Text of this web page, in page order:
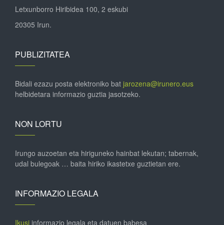
Letxunborro Hiribidea 100, 2 eskubi
20305 Irun.
PUBLIZITATEA
Bidali ezazu posta elektroniko bat jarozena@irunero.eus
helbidetara informazio guztia jasotzeko.
NON LORTU
Irungo auzoetan eta hiriguneko hainbat lekutan; tabernak,
udal bulegoak … baita hiriko ikastetxe guztietan ere.
INFORMAZIO LEGALA
Ikusi informazio legala eta datuen babesa